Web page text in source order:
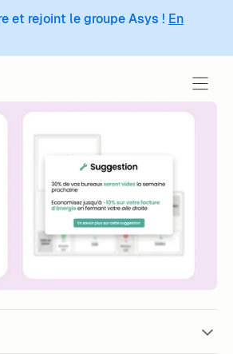
et rejoint le groupe Asys ! En